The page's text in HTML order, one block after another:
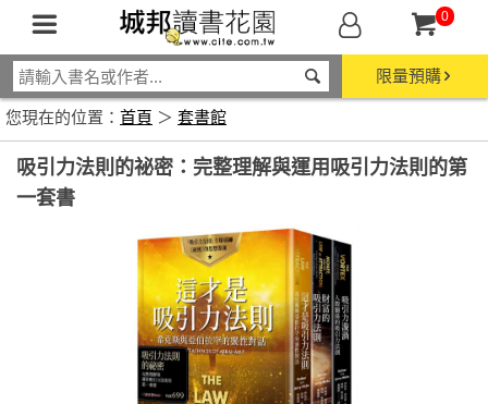
0
限量預購
您現在的位置： 首頁 ＞ 套書館
吸引力法則的祕密：完整理解與運用吸引力法則的第
一套書